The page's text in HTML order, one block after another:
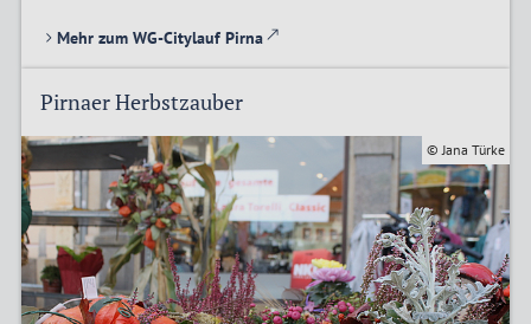
Mehr zum WG-Citylauf Pirna
Pirnaer Herbstzauber
© Jana Türke